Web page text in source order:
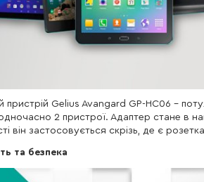
Gelius Avangard GP-HC06 -
2 пристрої. Адаптер стане в
він застосовується скрізь, де є
та безпека